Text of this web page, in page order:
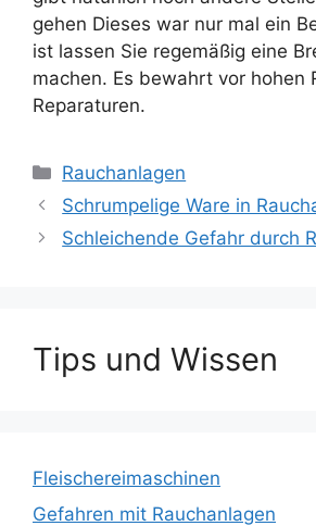
gehen Dieses war nur mal ein
ist lassen Sie regemäßig eine
machen. Es bewahrt vor hohen
Reparaturen.
Kategorien
Rauchanlagen
Schrumpelige Ware in
Schleichende Gefahr durch
Tips und Wissen
Fleischereimaschinen
Gefahren mit Rauchanlagen